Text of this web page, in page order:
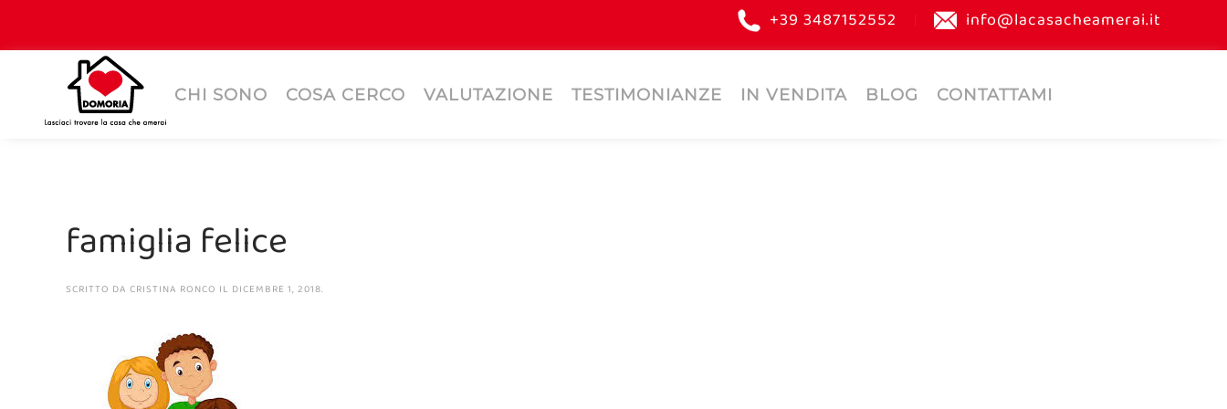
+39 3487152552 info@lacasacheamerai.it
CHI SONO COSA CERCO VALUTAZIONE TESTIMONIANZE IN VENDITA BLOG CONTATTAMI
famiglia felice
SCRITTO DA CRISTINA RONCO IL DICEMBRE 1, 2018.